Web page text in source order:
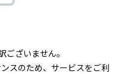
ございません。
スのため、サービスをご利